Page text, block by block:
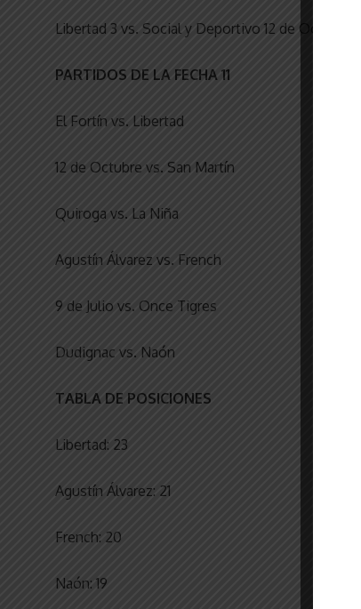
Libertad 3 vs. Social y Deportivo 12 de Octubre 0
PARTIDOS DE LA FECHA 11
El Fortín vs. Libertad
12 de Octubre vs. San Martín
Quiroga vs. La Niña
Agustín Álvarez vs. French
9 de Julio vs. Once Tigres
Dudignac vs. Naón
TABLA DE POSICIONES
Libertad: 23
Agustín Álvarez: 21
French: 20
Naón: 19